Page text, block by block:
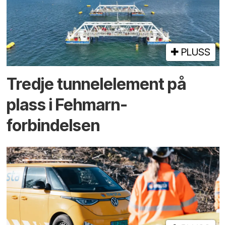
PLUSS
Tredje tunnel­element på
plass i Fehmarn-
forbindelsen